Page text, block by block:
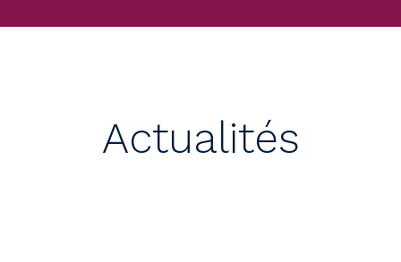
d’Education Spéciale et de Soins A Domicile
Actualités